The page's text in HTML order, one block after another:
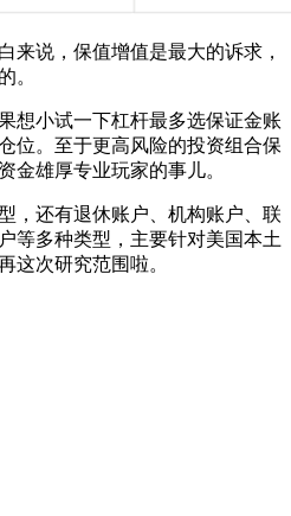
来说，保值增值是最大的诉求，
。
想小试一下杠杆最多选保证金账
位。至于更高风险的投资组合保
金雄厚专业玩家的事儿。
，还有退休账户、机构账户、联
等多种类型，主要针对美国本土
这次研究范围啦。